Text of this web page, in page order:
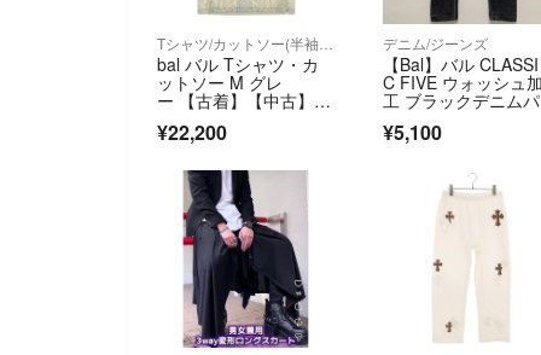
bal バル Tシャツ・カ
ットソー M グレ
ー 【古着】【中古】
【送料無料】
¥22,200
デニム/ジーンズ
【Bal】バル CLASSI
C FIVE ウォッシュ加
工 ブラックデニム
¥5,100